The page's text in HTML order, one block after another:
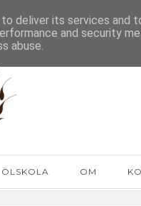
ÖLSKOLA OM
deliver its services and
and security
abuse.